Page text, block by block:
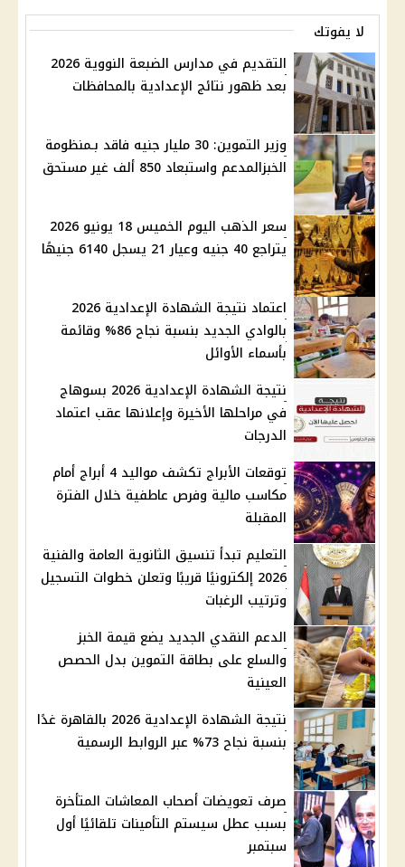
لا يفوتك
التقديم في مدارس الضبعة النووية 2026
بعد ظهور نتائج الإعدادية بالمحافظات
وزير التموين: 30 مليار جنيه فاقد بـمنظومة
الخبزالمدعم واستبعاد 850 ألف غير مستحق
سعر الذهب اليوم الخميس 18 يونيو 2026
يتراجع 40 جنيه وعيار 21 يسجل 6140 جنيهًا
اعتماد نتيجة الشهادة الإعدادية 2026
بالوادي الجديد بنسبة نجاح 86% وقائمة
بأسماء الأوائل
نتيجة الشهادة الإعدادية 2026 بسوهاج
في مراحلها الأخيرة وإعلانها عقب اعتماد
الدرجات
توقعات الأبراج تكشف مواليد 4 أبراج أمام
مكاسب مالية وفرص عاطفية خلال الفترة
المقبلة
التعليم تبدأ تنسيق الثانوية العامة والفنية
2026 إلكترونيًا قريبًا وتعلن خطوات التسجيل
وترتيب الرغبات
الدعم النقدي الجديد يضع قيمة الخبز
والسلع على بطاقة التموين بدل الحصص
العينية
نتيجة الشهادة الإعدادية 2026 بالقاهرة غدًا
بنسبة نجاح 73% عبر الروابط الرسمية
صرف تعويضات أصحاب المعاشات المتأخرة
بسبب عطل سيستم التأمينات تلقائيًا أول
سبتمبر